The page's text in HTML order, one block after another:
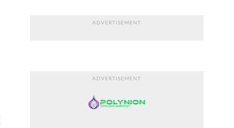
ADVERTISEMENT
ADVERTISEMENT